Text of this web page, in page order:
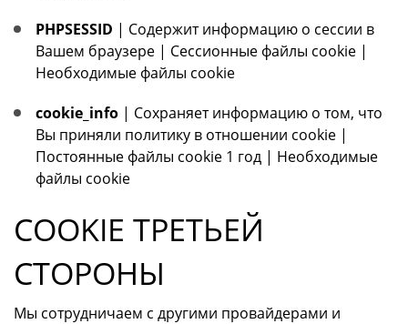
PHPSESSID | Содержит информацию о сессии в
Вашем браузере | Сессионные файлы cookie |
Необходимые файлы cookie
cookie_info | Сохраняет информацию о том, что
Вы приняли политику в отношении cookie |
Постоянные файлы cookie 1 год | Необходимые
файлы cookie
COOKIE ТРЕТЬЕЙ
СТОРОНЫ
Мы сотрудничаем с другими провайдерами и